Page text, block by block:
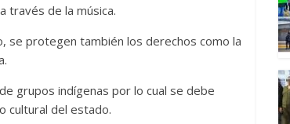
través de la música.
se protegen también los derechos como la
grupos indígenas por lo cual se debe
cultural del estado.